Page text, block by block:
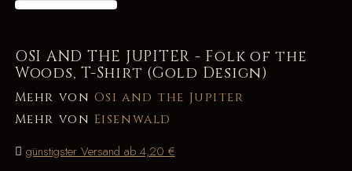
OSI AND THE JUPITER - Folk of the
Woods, T-Shirt (Gold Design)
Mehr von Osi and the Jupiter
Mehr von Eisenwald
günstigster Versand ab 4,20 €